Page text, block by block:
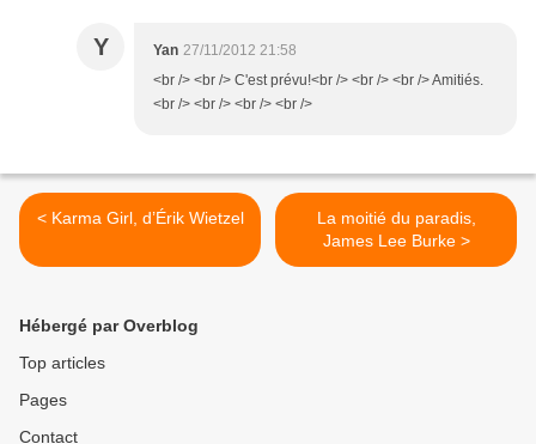
Y Yan 27/11/2012 21:58
<br /> <br /> C'est prévu!<br /> <br /> <br /> Amitiés.
<br /> <br /> <br /> <br />
< Karma Girl, d’Érik Wietzel
La moitié du paradis,
James Lee Burke >
Hébergé par Overblog
Top articles
Pages
Contact